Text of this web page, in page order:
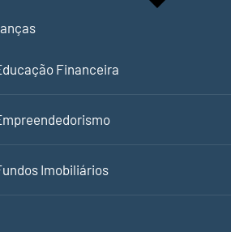
Financeira
Imobiliários